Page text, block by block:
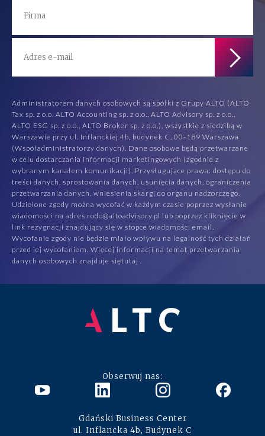
Administratorem danych osobowych są spółki z Grupy ALTO (ALTO
Tax sp. z o.o. ALTO Accounting sp. z o.o., ALTO Advisory sp. z o.o.,
ALTO ESG sp. z o.o., ALTO Broker sp. z o.o.), wszystkie z siedzibą w
Warszawie przy ul. Inflanckiej 4b, budynek C, 00-189 Warszawa
(Współadministratorzy danych). Dane osobowe będą przetwarzane
w celu dostarczania informacji marketingowych (zgodnie z
wybranym kanałem komunikacji). Przysługujące prawa: dostępu do
treści danych, sprostowania danych, usunięcia danych, ograniczenia
przetwarzania danych, wniesienia skargi do organu nadzorczego.
Udzielone zgody można wycofać w każdym czasie poprzez wysłanie
wiadomości na adres rodo@altoadvisory.pl lub poprzez kliknięcie w
link rezygnacji znajdujący się w stopce wiadomości email.
Wycofanie zgody nie będzie miało wpływu na legalność tych działań
przed jej wycofaniem. Więcej informacji na temat przetwarzania
danych osobowych znajduje siętutaj .
Obserwuj nas:
Gdański Business Center
ul. Inflancka 4b, Budynek C